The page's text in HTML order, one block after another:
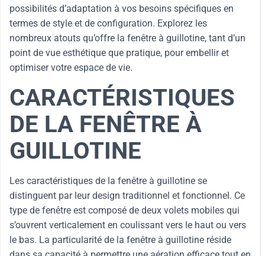
possibilités d’adaptation à vos besoins spécifiques en
termes de style et de configuration. Explorez les
nombreux atouts qu’offre la fenêtre à guillotine, tant d’un
point de vue esthétique que pratique, pour embellir et
optimiser votre espace de vie.
CARACTÉRISTIQUES
DE LA FENÊTRE À
GUILLOTINE
Les caractéristiques de la fenêtre à guillotine se
distinguent par leur design traditionnel et fonctionnel. Ce
type de fenêtre est composé de deux volets mobiles qui
s’ouvrent verticalement en coulissant vers le haut ou vers
le bas. La particularité de la fenêtre à guillotine réside